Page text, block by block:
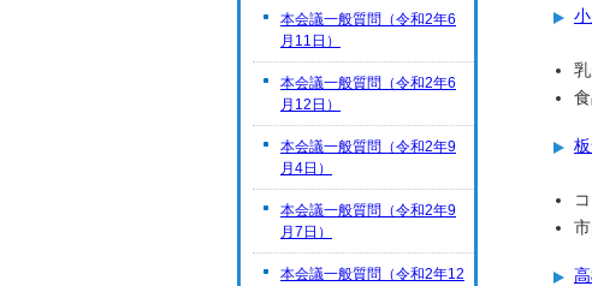
本会議一般質問（令和2年6
月11日）
本会議一般質問（令和2年6
月12日）
本会議一般質問（令和2年9
月4日）
本会議一般質問（令和2年9
月7日）
本会議一般質問（令和2年12